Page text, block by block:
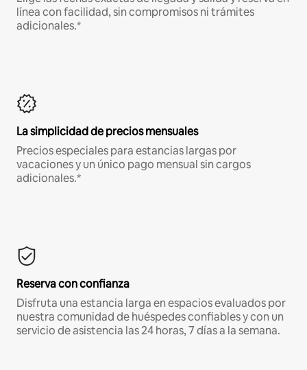
línea con facilidad, sin compromisos ni trámites
adicionales.*
La simplicidad de precios mensuales
Precios especiales para estancias largas por
vacaciones y un único pago mensual sin cargos
adicionales.*
Reserva con confianza
Disfruta una estancia larga en espacios evaluados por
nuestra comunidad de huéspedes confiables y con un
servicio de asistencia las 24 horas, 7 días a la semana.